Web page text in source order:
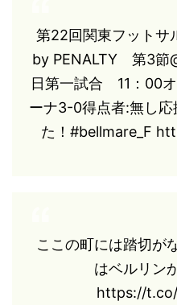
第22回関東フット
by PENALTY 第3節
日第一試合 11：00
ーナ3-0得点者:無し応
た！#bellmare_F
ここの町には踏切が
はベルリン
https://